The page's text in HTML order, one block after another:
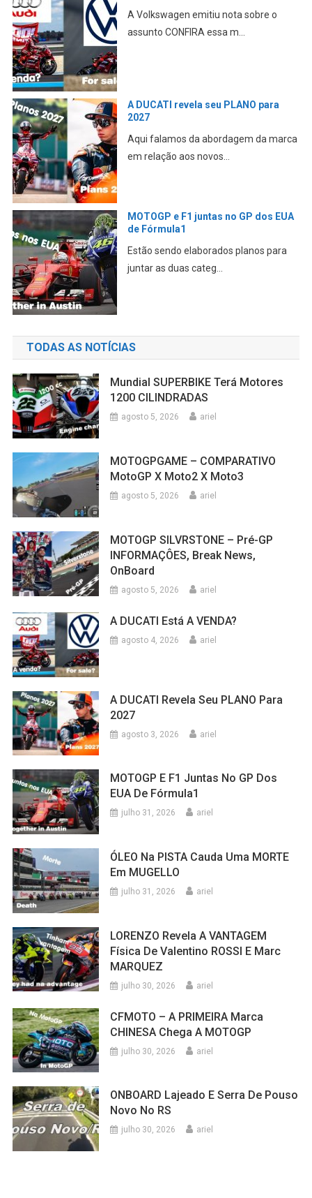
A Volkswagen emitiu nota sobre o
assunto CONFIRA essa m...
A DUCATI revela seu PLANO para
2027
Aqui falamos da abordagem da marca
em relação aos novos...
MOTOGP e F1 juntas no GP dos EUA
de Fórmula1
Estão sendo elaborados planos para
juntar as duas categ...
TODAS AS NOTÍCIAS
Mundial SUPERBIKE Terá Motores
1200 CILINDRADAS
agosto 5, 2026 ariel
MOTOGPGAME – COMPARATIVO
MotoGP X Moto2 X Moto3
agosto 5, 2026 ariel
MOTOGP SILVRSTONE – Pré-GP
INFORMAÇÔES, Break News,
OnBoard
agosto 5, 2026 ariel
A DUCATI Está A VENDA?
agosto 4, 2026 ariel
A DUCATI Revela Seu PLANO Para
2027
agosto 3, 2026 ariel
MOTOGP E F1 Juntas No GP Dos
EUA De Fórmula1
julho 31, 2026 ariel
ÓLEO Na PISTA Cauda Uma MORTE
Em MUGELLO
julho 31, 2026 ariel
LORENZO Revela A VANTAGEM
Física De Valentino ROSSI E Marc
MARQUEZ
julho 30, 2026 ariel
CFMOTO – A PRIMEIRA Marca
CHINESA Chega A MOTOGP
julho 30, 2026 ariel
ONBOARD Lajeado E Serra De Pouso
Novo No RS
julho 30, 2026 ariel